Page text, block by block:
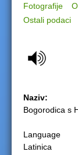
u
e
e
Fotografije
Ostali podaci
Naziv:
Bogorodica s
Language
Latinica